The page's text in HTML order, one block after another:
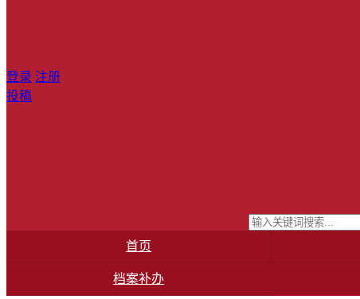
登录 注册
投稿
首页
档案补办